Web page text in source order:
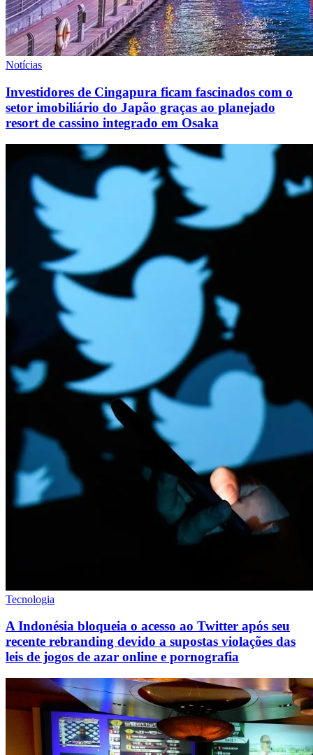
Notícias
Investidores de Cingapura ficam fascinados com o
setor imobiliário do Japão graças ao planejado
resort de cassino integrado em Osaka
Tecnologia
A Indonésia bloqueia o acesso ao Twitter após seu
recente rebranding devido a supostas violações das
leis de jogos de azar online e pornografia